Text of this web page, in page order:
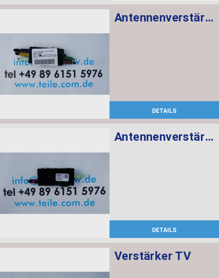
Antennenverstärker Diversity
DETAILS
Antennenverstärker Diversity
DETAILS
Verstärker TV